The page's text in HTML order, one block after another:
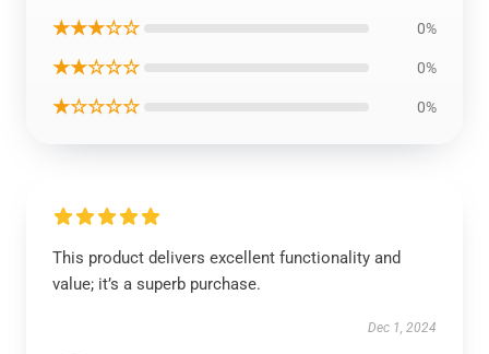
★★★☆☆ 0%
★★☆☆☆ 0%
★☆☆☆☆ 0%
This product delivers excellent functionality and
value; it’s a superb purchase.
Dec 1, 2024